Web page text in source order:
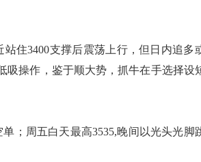
住3400支撑后震荡上行，但日内追多
吸操作，鉴于顺大势，抓牛在手选择设
周五白天最高3535,晚间以光头光脚